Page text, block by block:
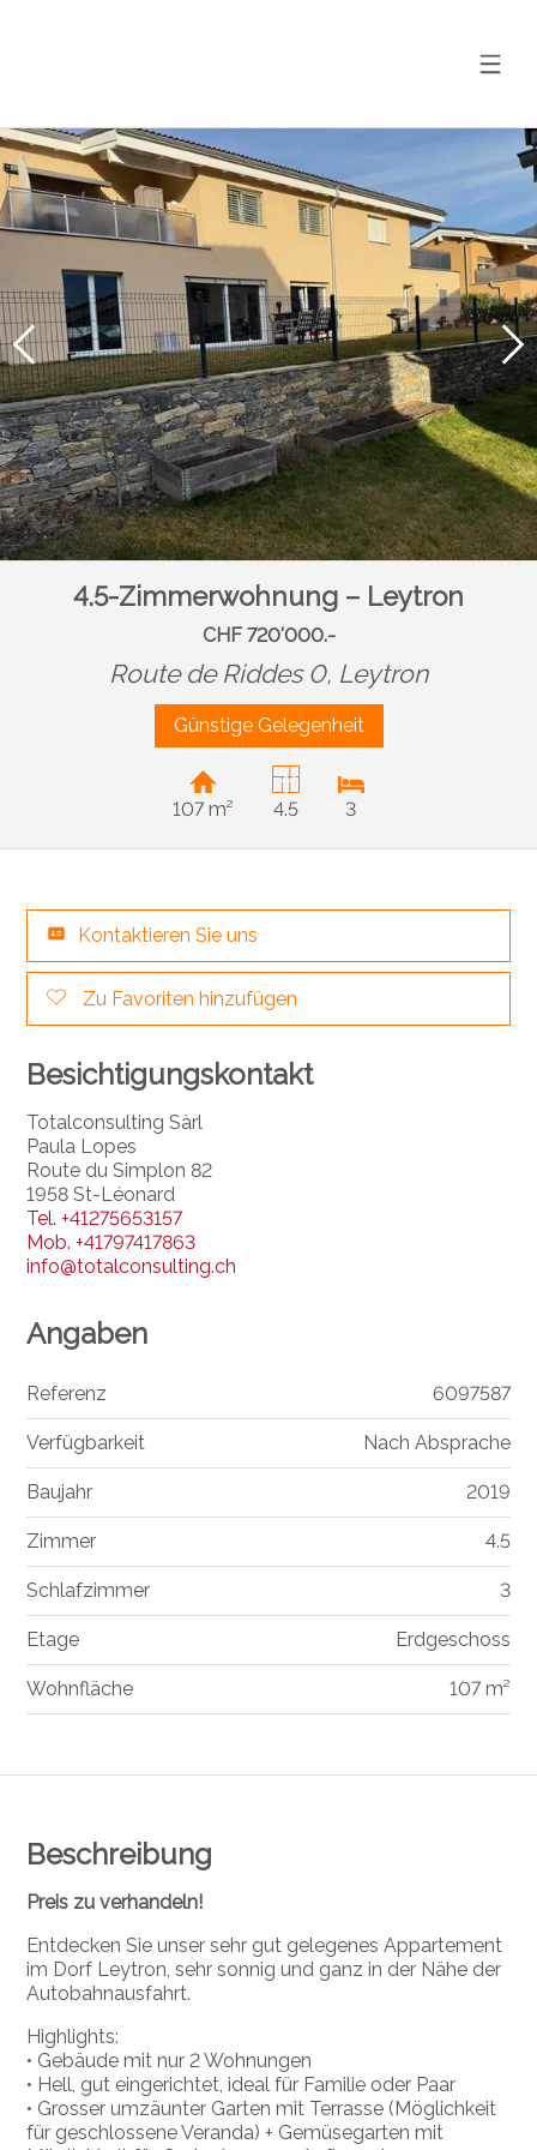
4.5-Zimmerwohnung – Leytron
CHF 720'000.-
Route de Riddes 0, Leytron
Günstige Gelegenheit
107 m² 4.5 3
Beschreibung
Preis zu verhandeln!
Entdecken Sie unser sehr gut gelegenes Appartement
im Dorf Leytron, sehr sonnig und ganz in der Nähe der
Autobahnausfahrt.
Highlights:
• Gebäude mit nur 2 Wohnungen
• Hell, gut eingerichtet, ideal für Familie oder Paar
• Grosser umzäunter Garten mit Terrasse (Möglichkeit
für geschlossene Veranda) + Gemüsegarten mit
Kontaktieren Sie uns
Zu Favoriten hinzufügen
Besichtigungskontakt
Totalconsulting Sàrl
Paula Lopes
Route du Simplon 82
1958 St-Léonard
Tel.+41275653157
Mob.+41797417863
info@totalconsulting.ch
Angaben
Referenz 6097587
Verfügbarkeit Nach Absprache
Baujahr 2019
Zimmer 4.5
Schlafzimmer 3
Etage Erdgeschoss
Wohnfläche 107 m²